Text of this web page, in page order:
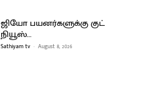
ஜியோ பயனர்களுக்கு குட்
நியூஸ்…
Sathiyam tv - August 8, 2026